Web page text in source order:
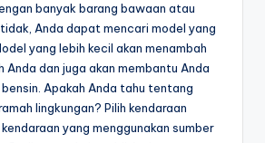
banyak barang bawaan atau
Anda dapat mencari model yang
yang lebih kecil akan menambah
Anda dan juga akan membantu Anda
Apakah Anda tahu tentang
lingkungan? Pilih kendaraan
yang menggunakan sumber